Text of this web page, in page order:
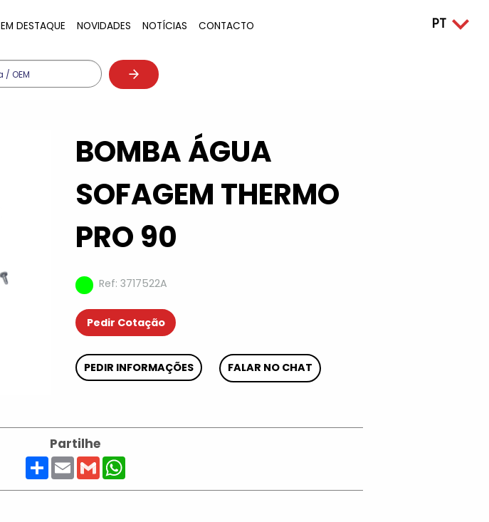
EM DESTAQUE NOVIDADES NOTÍCIAS CONTACTO
BOMBA ÁGUA
SOFAGEM THERMO
PRO 90
Ref: 3717522A
Pedir Cotação
PEDIR INFORMAÇÕES FALAR NO CHAT
Partilhe
ShareEmailGmailWhatsApp